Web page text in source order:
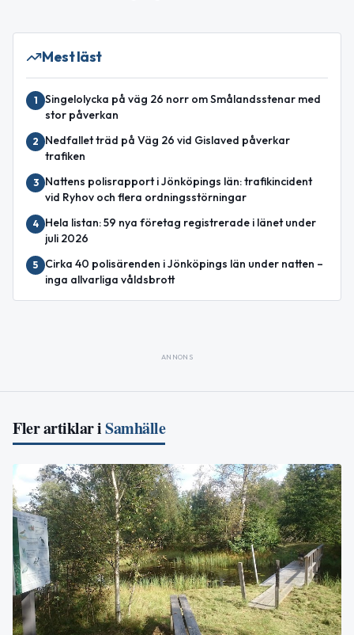
Mest läst
1
Singelolycka på väg 26 norr om Smålandsstenar med
stor påverkan
2
Nedfallet träd på Väg 26 vid Gislaved påverkar
trafiken
3
Nattens polisrapport i Jönköpings län: trafikincident
vid Ryhov och flera ordningsstörningar
4
Hela listan: 59 nya företag registrerade i länet under
juli 2026
5
Cirka 40 polisärenden i Jönköpings län under natten –
inga allvarliga våldsbrott
ANNONS
Fler artiklar iSamhälle